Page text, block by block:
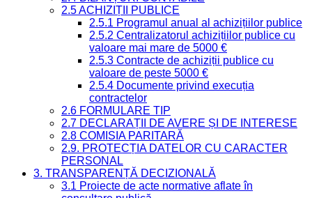
2.5 ACHIZIȚII PUBLICE
2.5.1 Programul anual al achizițiilor publice
2.5.2 Centralizatorul achizițiilor publice cu
valoare mai mare de 5000 €
2.5.3 Contracte de achiziții publice cu
valoare de peste 5000 €
2.5.4 Documente privind execuția
contractelor
2.6 FORMULARE TIP
2.7 DECLARAȚII DE AVERE ȘI DE INTERESE
2.8 COMISIA PARITARĂ
2.9. PROTECȚIA DATELOR CU CARACTER
PERSONAL
3. TRANSPARENȚĂ DECIZIONALĂ
3.1 Proiecte de acte normative aflate în